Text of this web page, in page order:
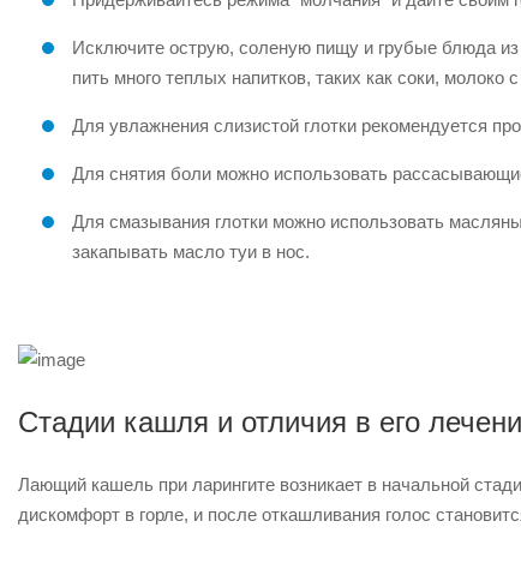
Исключите острую, соленую пищу и грубые блюда
пить много теплых напитков, таких как соки, молоко
Для увлажнения слизистой глотки рекомендуется
Для снятия боли можно использовать
Для смазывания глотки можно использовать
закапывать масло туи в нос.
Стадии кашля и отличия в его
Лающий кашель при ларингите возникает в начальной
дискомфорт в горле, и после откашливания голос